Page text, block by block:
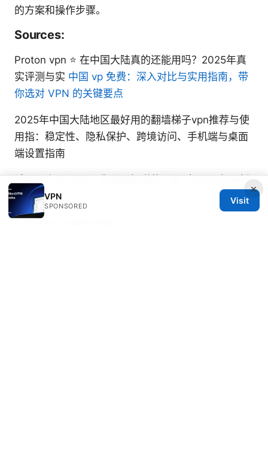
的方案和操作步骤。
Sources:
Proton vpn ⭐ 在中国大陆真的还能用吗？2025年真
实评测与实 中国 vp 免费：深入对比与实用指南，带
你选对 VPN 的关键要点
2025年中国大陆地区最好用的翻墙梯子vpn推荐与使
用指：稳定性、隐私保护、跨境访问、手机端与桌面
端设置指南
试用一个月 VPN：你需要知道的一切（2025 年最新
指南）
Turbo vpn alternative
×
VPN
SPONSORED
Visit